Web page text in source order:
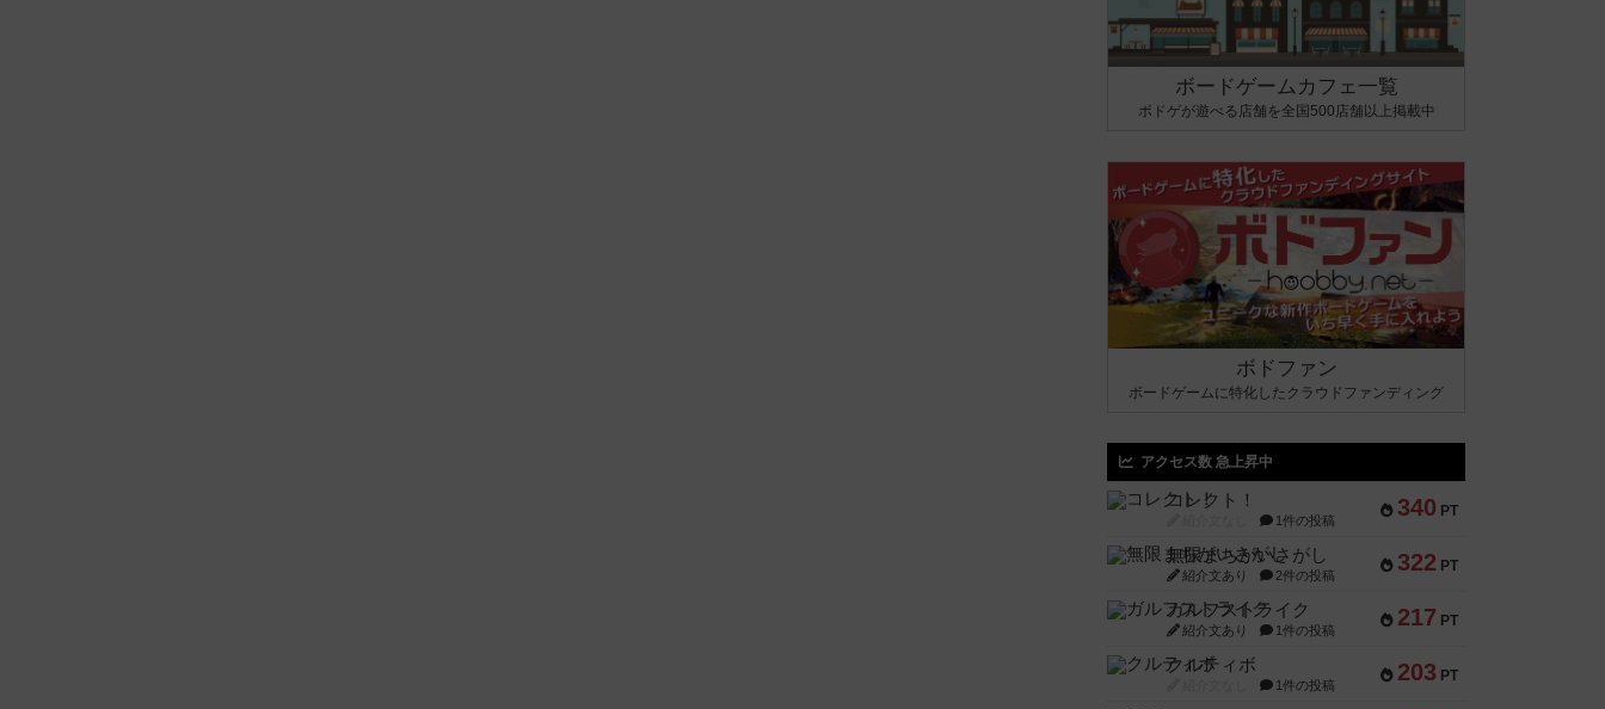
ボードゲームカフェ一覧
ボドゲが遊べる店舗を全国500店舗以上掲載中
ボドファン
ボードゲームに特化したクラウドファンディング
アクセス数 急上昇中
340 PT
コレクト！
1件の投稿
322 PT
無限まちがいさがし
紹介文あり 2件の投稿
217 PT
ガルフストライク
紹介文あり 1件の投稿
203 PT
クルティボ
1件の投稿